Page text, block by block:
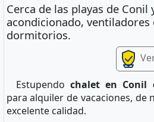
Cerca de las playas de Conil
acondicionado, ventiladores
dormitorios.
Estupendo chalet en Conil
para alquiler de vacaciones, de
excelente calidad.